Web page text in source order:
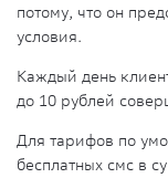
потому, что он
условия.
Каждый день
до 10 рублей
Для тарифов по
бесплатных смс в